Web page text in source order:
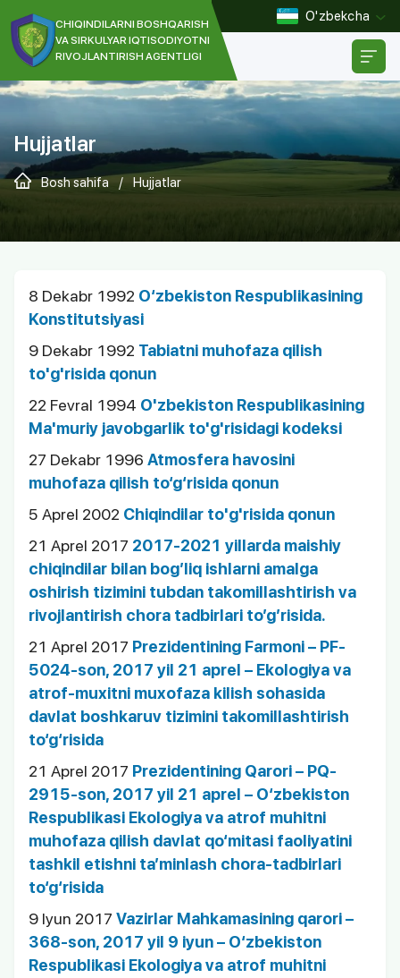
O'zbekcha
CHIQINDILARNI BOSHQARISH
VA SIRKULYAR IQTISODIYOTNI
RIVOJLANTIRISH AGENTLIGI
Hujjatlar
Bosh sahifa / Hujjatlar
8 Dekabr 1992 O‘zbekiston Respublikasining
Konstitutsiyasi
9 Dekabr 1992 Tabiatni muhofaza qilish
to'g'risida qonun
22 Fevral 1994 O'zbekiston Respublikasining
Ma'muriy javobgarlik to'g'risidagi kodeksi
27 Dekabr 1996 Atmosfera havosini
muhofaza qilish to‘g‘risida qonun
5 Aprel 2002 Chiqindilar to'g'risida qonun
21 Aprel 2017 2017-2021 yillarda maishiy
chiqindilar bilan bog’liq ishlarni amalga
oshirish tizimini tubdan takomillashtirish va
rivojlantirish chora tadbirlari to’g’risida.
21 Aprel 2017 Prezidentining Farmoni – PF-
5024-son, 2017 yil 21 aprel – Ekologiya va
atrof-muxitni muxofaza kilish sohasida
davlat boshkaruv tizimini takomillashtirish
to‘g‘risida
21 Aprel 2017 Prezidentining Qarori – PQ-
2915-son, 2017 yil 21 aprel – O‘zbekiston
Respublikasi Ekologiya va atrof muhitni
muhofaza qilish davlat qo‘mitasi faoliyatini
tashkil etishni ta’minlash chora-tadbirlari
to‘g‘risida
9 Iyun 2017 Vazirlar Mahkamasining qarori –
368-son, 2017 yil 9 iyun – O‘zbekiston
Respublikasi Ekologiya va atrof muhitni